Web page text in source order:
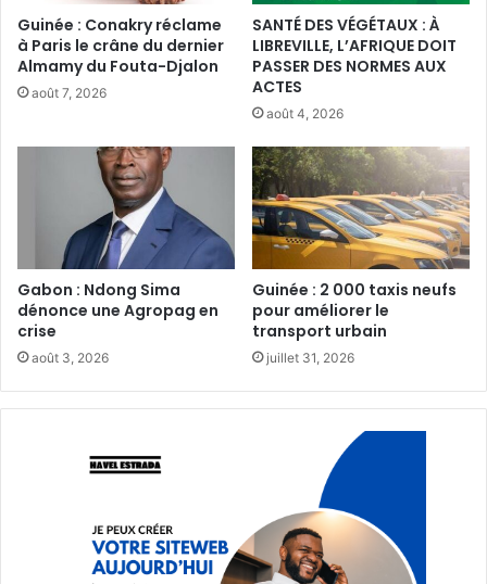
Guinée : Conakry réclame
à Paris le crâne du dernier
Almamy du Fouta-Djalon
août 7, 2026
SANTÉ DES VÉGÉTAUX : À
LIBREVILLE, L’AFRIQUE DOIT
PASSER DES NORMES AUX
ACTES
août 4, 2026
Gabon : Ndong Sima
dénonce une Agropag en
crise
août 3, 2026
Guinée : 2 000 taxis neufs
pour améliorer le
transport urbain‎
juillet 31, 2026